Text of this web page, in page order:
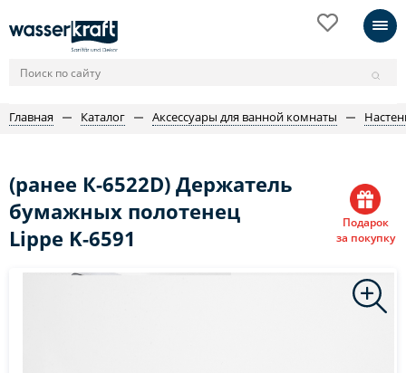
Главная Каталог Аксессуары для ванной комнаты
(ранее К-6522D) Держатель
бумажных полотенец
Lippe K-6591
Подарок
за покупку